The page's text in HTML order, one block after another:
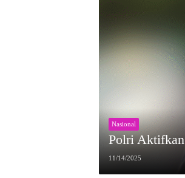
Nasional
Polri
11/14/2025